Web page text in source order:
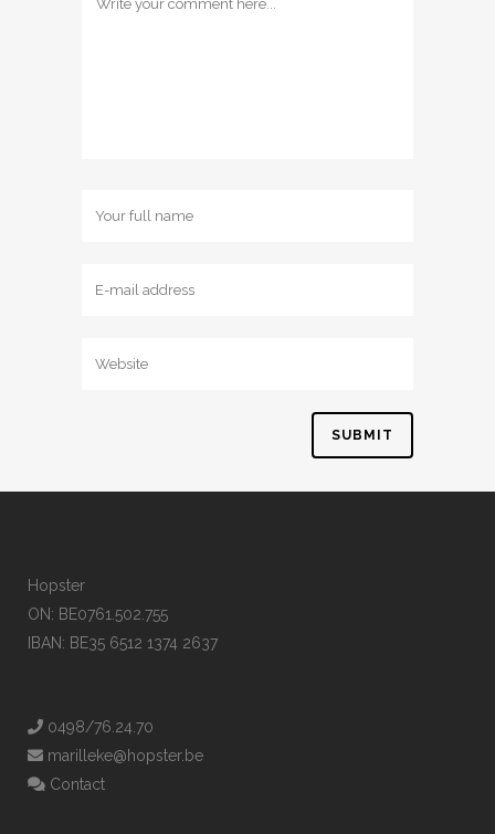
Hopster
ON: BE0761.502.755
IBAN: BE35 6512 1374 2637
0498/76.24.70
marilleke@hopster.be
Contact